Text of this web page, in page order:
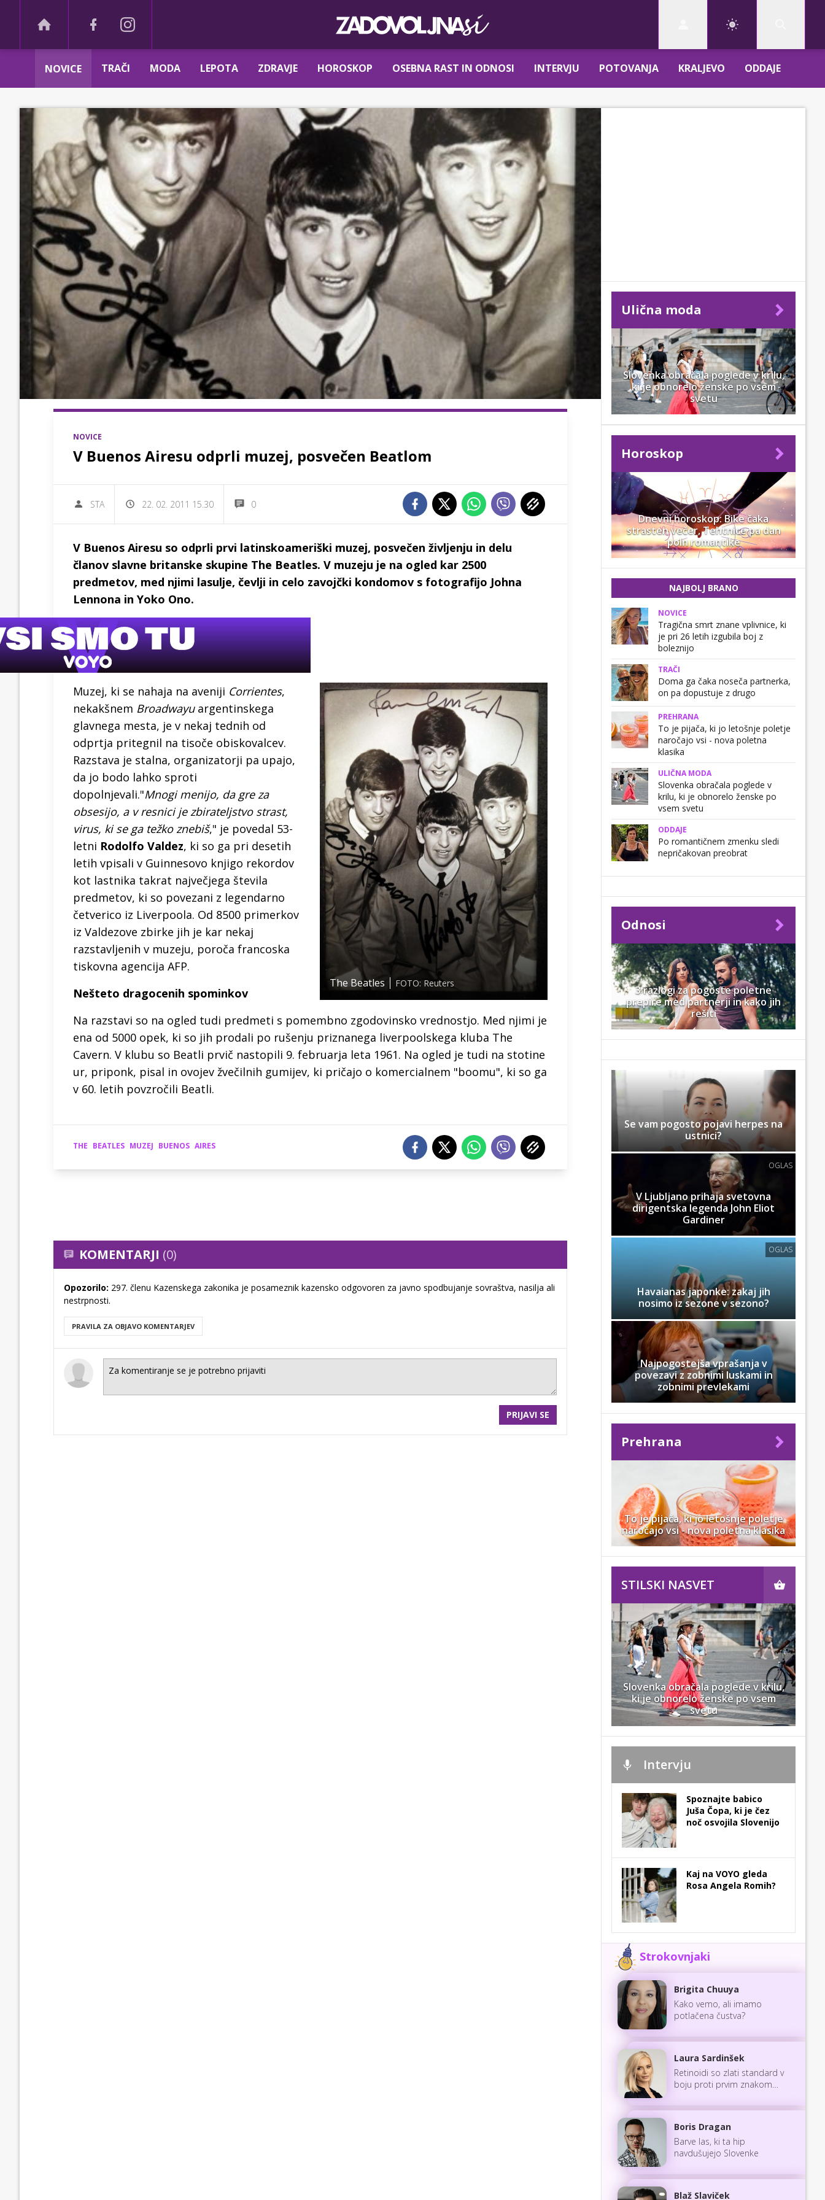
NOVICE TRAČI MODA LEPOTA ZDRAVJE HOROSKOP OSEBNA RAST IN ODNOSI INTERVJU POTOVANJA KRALJEVO ODDAJE
NOVICE
V Buenos Airesu odprli muzej, posvečen Beatlom
STA 22. 02. 2011 15.30 0
V Buenos Airesu so odprli prvi latinskoameriški muzej, posvečen življenju in delu
članov slavne britanske skupine The Beatles. V muzeju je na ogled kar 2500
predmetov, med njimi lasulje, čevlji in celo zavojčki kondomov s fotografijo Johna
Lennona in Yoko Ono.
The Beatles FOTO: Reuters
Muzej, ki se nahaja na aveniji Corrientes,
nekakšnem Broadwayuargentinskega
glavnega mesta, je v nekaj tednih od
odprtja pritegnil na tisoče obiskovalcev.
Razstava je stalna, organizatorji pa upajo,
da jo bodo lahko sproti
dopolnjevali."Mnogi menijo, da gre za
obsesijo, a v resnici je zbirateljstvo strast,
virus, ki se ga težko znebiš," je povedal 53-
letni Rodolfo Valdez, ki so ga pri desetih
letih vpisali v Guinnesovo knjigo rekordov
kot lastnika takrat največjega števila
predmetov, ki so povezani z legendarno
četverico iz Liverpoola. Od 8500 primerkov
iz Valdezove zbirke jih je kar nekaj
razstavljenih v muzeju, poroča francoska
tiskovna agencija AFP.
Nešteto dragocenih spominkov
Na razstavi so na ogled tudi predmeti s pomembno zgodovinsko vrednostjo. Med njimi je
ena od 5000 opek, ki so jih prodali po rušenju priznanega liverpoolskega kluba The
Cavern. V klubu so Beatli prvič nastopili 9. februarja leta 1961. Na ogled je tudi na stotine
ur, priponk, pisal in ovojev žvečilnih gumijev, ki pričajo o komercialnem "boomu", ki so ga
v 60. letih povzročili Beatli.
THE BEATLES MUZEJ BUENOS AIRES
KOMENTARJI (0)
Opozorilo: 297. členu Kazenskega zakonika je posameznik kazensko odgovoren za javno spodbujanje sovraštva, nasilja ali
nestrpnosti.
PRAVILA ZA OBJAVO KOMENTARJEV
PRIJAVI SE
Ulična moda
Slovenka obračala poglede v krilu,
ki je obnorelo ženske po vsem
svetu
Horoskop
Dnevni horoskop: Bike čaka
strasten večer, Tehtnice pa dan
poln romantike
NAJBOLJ BRANO
NOVICE
Tragična smrt znane vplivnice, ki
je pri 26 letih izgubila boj z
boleznijo
TRAČI
Doma ga čaka noseča partnerka,
on pa dopustuje z drugo
PREHRANA
To je pijača, ki jo letošnje poletje
naročajo vsi - nova poletna
klasika
ULIČNA MODA
Slovenka obračala poglede v
krilu, ki je obnorelo ženske po
vsem svetu
ODDAJE
Po romantičnem zmenku sledi
nepričakovan preobrat
Odnosi
3 razlogi za pogoste poletne
prepire med partnerji in kako jih
rešiti
Se vam pogosto pojavi herpes na
ustnici?
OGLAS
V Ljubljano prihaja svetovna
dirigentska legenda John Eliot
Gardiner
OGLAS
Havaianas japonke: zakaj jih
nosimo iz sezone v sezono?
Najpogostejša vprašanja v
povezavi z zobnimi luskami in
zobnimi prevlekami
Prehrana
To je pijača, ki jo letošnje poletje
naročajo vsi - nova poletna klasika
STILSKI NASVET
Slovenka obračala poglede v krilu,
ki je obnorelo ženske po vsem
svetu
Intervju
Spoznajte babico
Juša Čopa, ki je čez
noč osvojila Slovenijo
Kaj na VOYO gleda
Rosa Angela Romih?
Strokovnjaki
Brigita Chuuya
Kako vemo, ali imamo
potlačena čustva?
Laura Sardinšek
Retinoidi so zlati standard v
boju proti prvim znakom
Boris Dragan
Barve las, ki ta hip
navdušujejo Slovenke
Blaž Slaviček